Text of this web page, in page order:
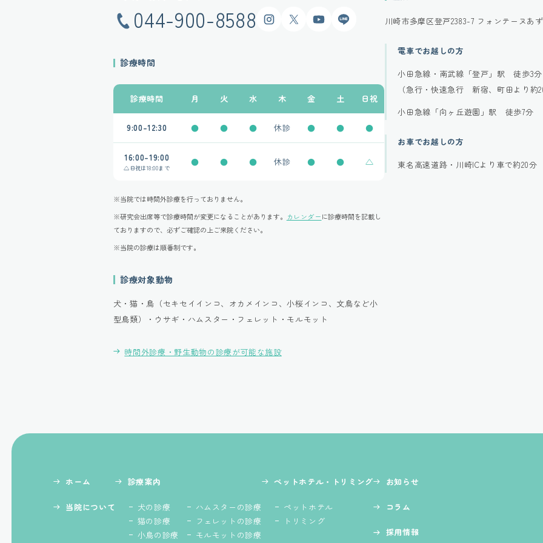
044-900-8588InstagramX YouTubeLINE
診療時間
診療時間 月 火 水 木 金 土 日祝
9:00-12:30 ● ● ● 休診 ● ● ●
16:00-19:00
△ 日祝は18:00まで
● ● ● 休診 ● ● △
※当院では時間外診療を行っておりません。
※研究会出席等で診療時間が変更になることがあります。 カレンダーに診療時間を記載し
ておりますので、必ずご確認の上ご来院ください。
※当院の診療は順番制です。
診療対象動物
犬・猫・鳥（セキセイインコ、オカメインコ、小桜インコ、文鳥など小
型鳥類）・ウサギ・ハムスター・フェレット・モルモット
時間外診療・野生動物の診療が可能な施設
川崎市多摩区登戸2383-7 フォンテーヌあ
電車でお越しの方
小田急線・南武線「登戸」駅 徒歩3分
（急行・快速急行 新宿、町田より約
小田急線「向ヶ丘遊園」駅 徒歩7分
お車でお越しの方
東名高速道路・川崎ICより車で約20分
ホーム
当院について
診療案内
犬の診療
猫の診療
小鳥の診療
ハムスターの診療
フェレットの診療
モルモットの診療
ペットホテル・トリミング
ペットホテル
トリミング
お知らせ
コラム
採用情報